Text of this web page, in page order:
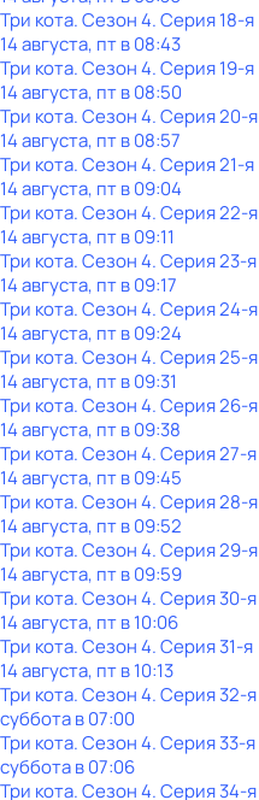
Три кота. Сезон 4. Серия 18-я
14 августа, пт в 08:43
Три кота. Сезон 4. Серия 19-я
14 августа, пт в 08:50
Три кота. Сезон 4. Серия 20-я
14 августа, пт в 08:57
Три кота. Сезон 4. Серия 21-я
14 августа, пт в 09:04
Три кота. Сезон 4. Серия 22-я
14 августа, пт в 09:11
Три кота. Сезон 4. Серия 23-я
14 августа, пт в 09:17
Три кота. Сезон 4. Серия 24-я
14 августа, пт в 09:24
Три кота. Сезон 4. Серия 25-я
14 августа, пт в 09:31
Три кота. Сезон 4. Серия 26-я
14 августа, пт в 09:38
Три кота. Сезон 4. Серия 27-я
14 августа, пт в 09:45
Три кота. Сезон 4. Серия 28-я
14 августа, пт в 09:52
Три кота. Сезон 4. Серия 29-я
14 августа, пт в 09:59
Три кота. Сезон 4. Серия 30-я
14 августа, пт в 10:06
Три кота. Сезон 4. Серия 31-я
14 августа, пт в 10:13
Три кота. Сезон 4. Серия 32-я
субботав07:00
Три кота. Сезон 4. Серия 33-я
субботав07:06
Три кота. Сезон 4. Серия 34-я